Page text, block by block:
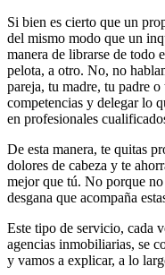
Si bien es cierto que un
del mismo modo que un
manera de librarse de todo
pelota, a otro. No, no
pareja, tu madre, tu padre
competencias y delegar lo
en profesionales
De esta manera, te quitas
dolores de cabeza y te
mejor que tú. No porque
desgana que acompaña
Este tipo de servicio, cada
agencias inmobiliarias, se
y vamos a explicar, a lo